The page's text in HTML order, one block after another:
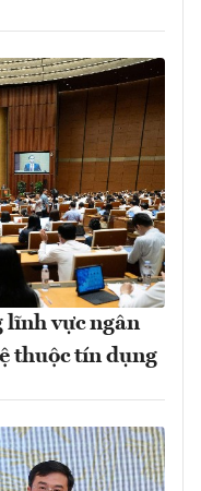
lĩnh vực ngân
thuộc tín dụng